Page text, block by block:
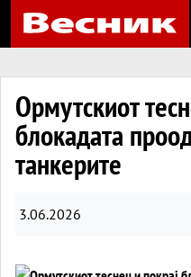
Ормутскиот
блокадата
танкерите
3.06.2026